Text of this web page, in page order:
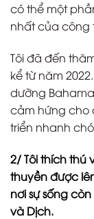
có thể một
nhất của công
Tôi đã đến
kể từ năm
dưỡng
cảm hứng cho
triển nhanh
2/ Tôi thích thú
thuyền được
nơi sự sống
và Dịch.